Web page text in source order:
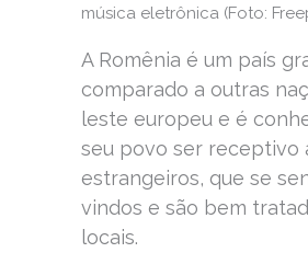
música eletrônica (Foto:
A Romênia é um país
comparado a outras
leste europeu e é
seu povo ser receptivo
estrangeiros, que se
vindos e são bem
locais.